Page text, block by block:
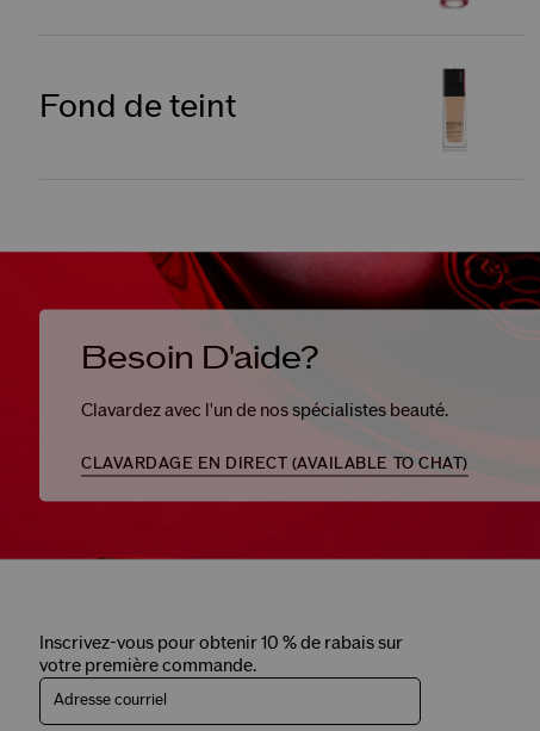
Fond de teint
Besoin D'aide?
Clavardez avec l'un de nos spécialistes beauté.
CLAVARDAGE EN DIRECT (AVAILABLE TO CHAT)
Inscrivez-vous pour obtenir 10 % de rabais sur
votre première commande.
Adresse courriel